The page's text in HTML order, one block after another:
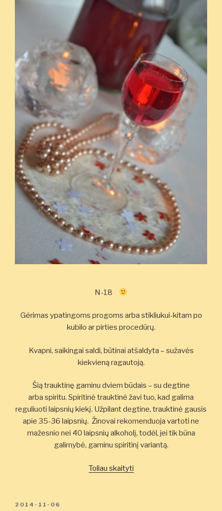
N-18
Gėrimas ypatingoms progoms arba stikliukui-kitam po
kubilo ar pirties procedūrų.
Kvapni, saikingai saldi, būtinai atšaldyta – sužavės
kiekvieną ragautoją.
Šią trauktinę gaminu dviem būdais – su degtine
arba spiritu. Spiritinė trauktinė žavi tuo, kad galima
reguliuoti laipsnių kiekį. Užpilant degtine, trauktinė gausis
apie 35-36 laipsnių. Žinovai rekomenduoja vartoti ne
mažesnio nei 40 laipsnių alkoholį, todėl, jei tik būna
galimybė, gaminu spiritinį variantą.
Toliau skaityti„Uogų
PASKELBTA
2014-11-06